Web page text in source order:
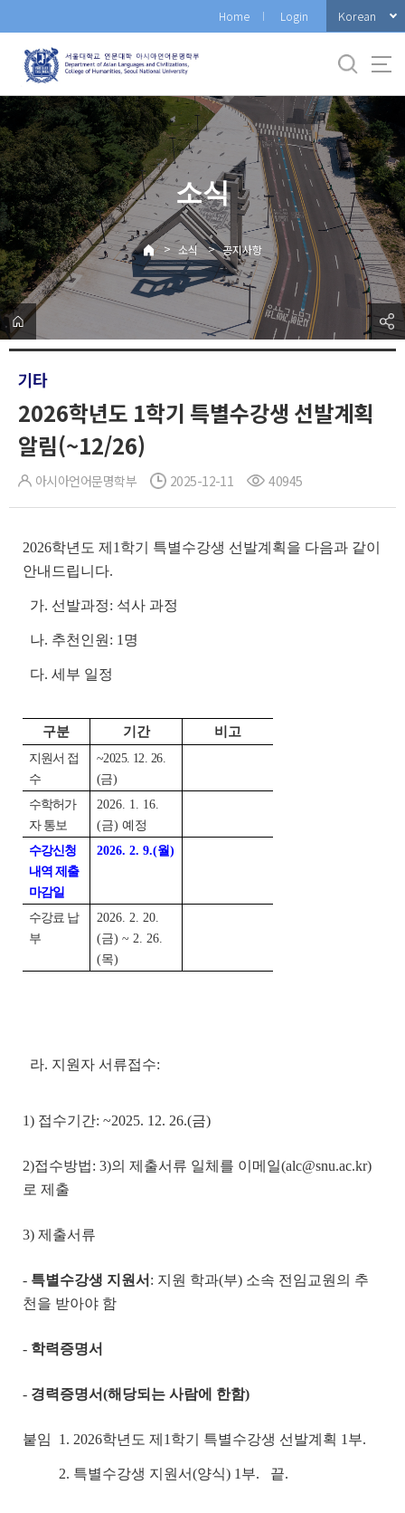
로
메
뉴
Home Login Korean
소식
> 소식 > 공지사항
기타
2026학년도 1학기 특별수강생 선발계획
알림(~12/26)
아시아언어문명학부 2025-12-11 40945
2026학년도 제1학기 특별수강생 선발계획을 다음과 같이
안내드립니다.
가. 선발과정: 석사 과정
나. 추천인원: 1명
다. 세부 일정
구분 기간
비고
지원서 접
수
~2025. 12. 26.
(금)
수학허가
자 통보
2026. 1. 16.
(금) 예정
수강신청
내역 제출
마감일
2026. 2. 9.(월)
수강료 납
부
2026. 2. 20.
(금) ~ 2. 26.
(목)
라. 지원자 서류접수:
1) 접수기간: ~2025. 12. 26.(금)
2)접수방법: 3)의 제출서류 일체를 이메일(alc@snu.ac.kr)
로 제출
3) 제출서류
- 특별수강생 지원서 : 지원 학과(부) 소속 전임교원의 추
천을 받아야 함
- 학력증명서
- 경력증명서(해당되는 사람에 한함)
붙임 1. 2026학년도 제1학기 특별수강생 선발계획 1부.
2. 특별수강생 지원서(양식) 1부. 끝.